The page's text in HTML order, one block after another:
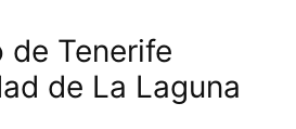
Tenerife
de La Laguna